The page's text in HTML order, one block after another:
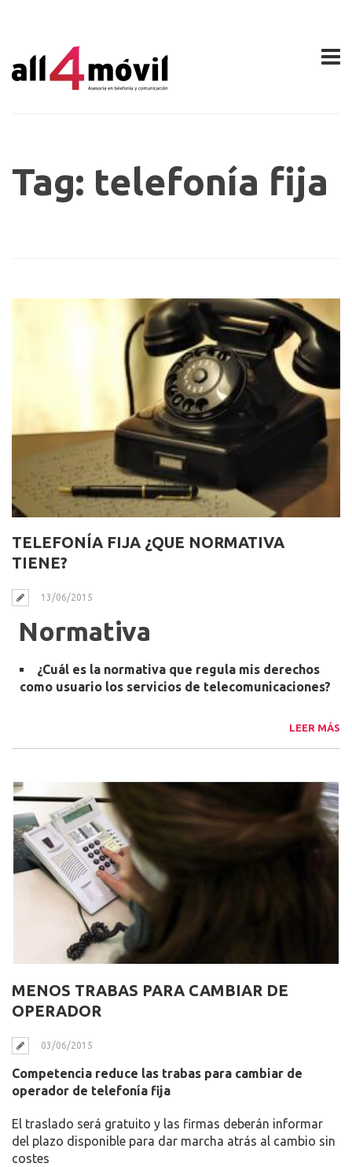
Tag: telefonía fija
TELEFONÍA FIJA ¿QUE NORMATIVA
TIENE?
13/06/2015
Normativa
¿Cuál es la normativa que regula mis derechos
como usuario los servicios de telecomunicaciones?
LEER MÁS
MENOS TRABAS PARA CAMBIAR DE
OPERADOR
03/06/2015
Competencia reduce las trabas para cambiar de
operador de telefonía fija
El traslado será gratuito y las firmas deberán informar
del plazo disponible para dar marcha atrás al cambio sin
costes